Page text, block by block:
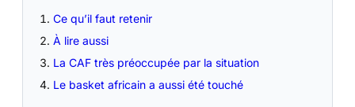
Ce qu’il faut retenir
À lire aussi
La CAF très préoccupée par la situation
Le basket africain a aussi été touché